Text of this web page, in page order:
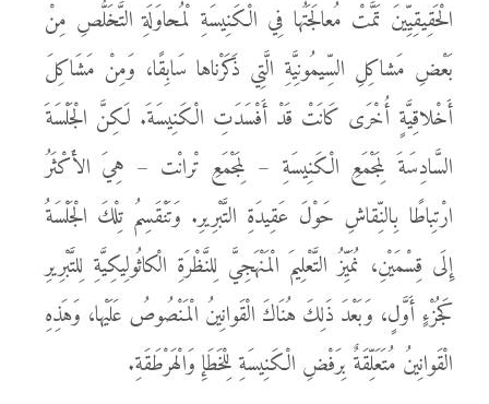
الْحَقِيقِيِّينَ تَمَّتْ مُعالَجَتُها فِي الْكَنِيسَةِ لْمُحاوَلَةِ التَّخَلُّصِ مِنْ
بَعْضِ مَشاكِلِ السِّيمُونِيَّةِ الَّتِي ذَكَرْناها سَابِقًا، وَمِنْ مَشَاكِلَ
أَخْلاقِيَّةٍ أُخْرَى كَانَتْ قَدْ أَفْسَدَتِ الْكَنِيسَةَ. لَكِنَّ الْجَلْسَةَ
السَّادِسَةَ لِمَجْمَعِ الْكَنِيسَةِ – لِمَجْمَعِ تْرانْت – هِيَ الأَكْثَرُ
ارْتِباطًا بِالنِّقاشِ حَوْلَ عَقِيدَةِ التَّبْرِيرِ. وَتَنْقَسِمُ تِلْكَ الْجَلْسَةُ
إِلَى قِسْمَيْنِ، نُمَيِّزُ التَّعْلِيمَ الْمَنْهَجِيَّ لِلنَّظْرَةِ الْكاثُولِيكِيَّةِ لِلتَّبْرِيرِ
كَجُزْءٍ أَوَّلٍ، وَبَعْدَ ذَلِكَ هُنَاكَ الْقَوانِينُ الْمَنْصُوصُ عَلَيْها، وَهَذِهِ
الْقَوانِينُ مُتَعَلِّقَةٌ بِرَفْضِ الْكَنِيسَةِ لِلْخَطَإِ وَالْهَرْطَقَةِ.